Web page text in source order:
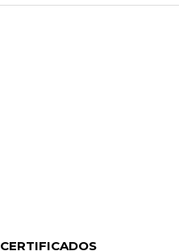
CERTIFICADOS